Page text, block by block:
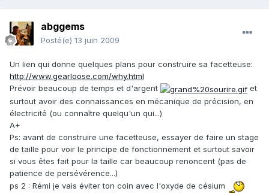
abggems
Posté(e) 13 juin 2009
Un lien qui donne quelques plans pour construire sa facetteuse:
http://www.gearloose.com/why.html
Prévoir beaucoup de temps et d'argent
et
surtout avoir des connaissances en mécanique de précision, en
électricité (ou connaître quelqu'un qui...)
A+
Ps: avant de construire une facetteuse, essayer de faire un stage
de taille pour voir le principe de fonctionnement et surtout savoir
si vous êtes fait pour la taille car beaucoup renoncent (pas de
patience de persévérence...)
ps 2 : Rémi je vais éviter ton coin avec l'oxyde de césium